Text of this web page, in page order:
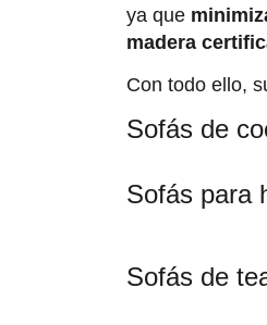
ya que
madera
Con todo ello,
Sofás de
Sofás para
Sofás de